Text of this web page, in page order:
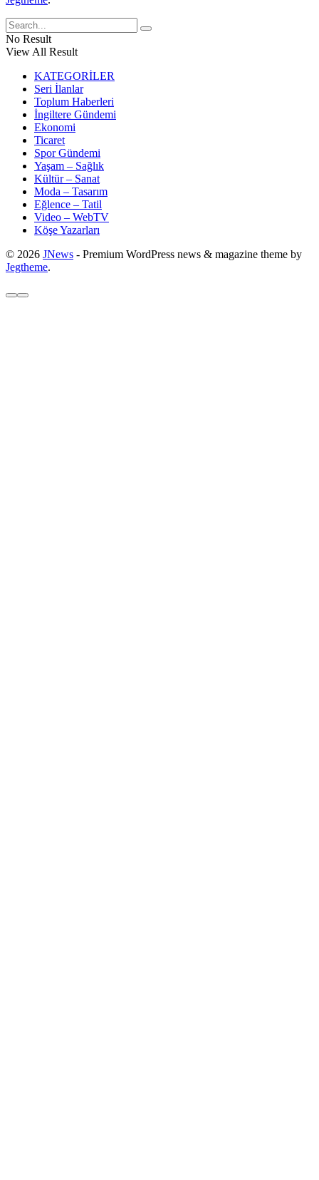
No Result
View All Result
KATEGORİLER
Seri İlanlar
Toplum Haberleri
İngiltere Gündemi
Ekonomi
Ticaret
Spor Gündemi
Yaşam – Sağlık
Kültür – Sanat
Moda – Tasarım
Eğlence – Tatil
Video – WebTV
Köşe Yazarları
© 2026 JNews - Premium WordPress news & magazine theme by
Jegtheme.